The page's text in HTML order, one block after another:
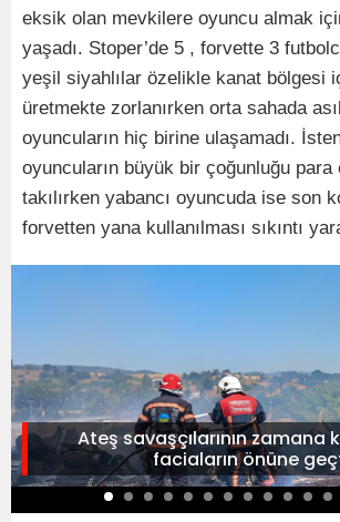
eksik olan mevkilere oyuncu almak
yaşadı. Stoper’de 5 , forvette 3
yeşil siyahlılar özelikle kanat bölgesi
üretmekte zorlanırken orta sahada
oyuncuların hiç birine ulaşamadı.
oyuncuların büyük bir çoğunluğu para
takılırken yabancı oyuncuda ise son
forvetten yana kullanılması sıkıntı
Ateş savaşçılarının zamana
faciaların önüne